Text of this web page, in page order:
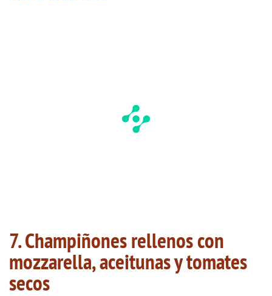
7. Champiñones rellenos con
mozzarella, aceitunas y tomates
secos